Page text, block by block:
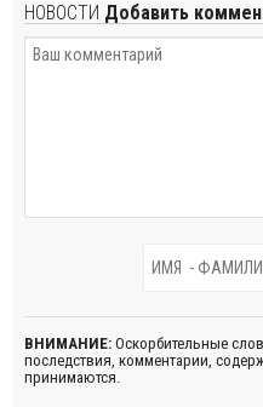
НОВОСТИ Добавить
ВНИМАНИЕ: Оскорбительные
последствия, комментарии,
принимаются.